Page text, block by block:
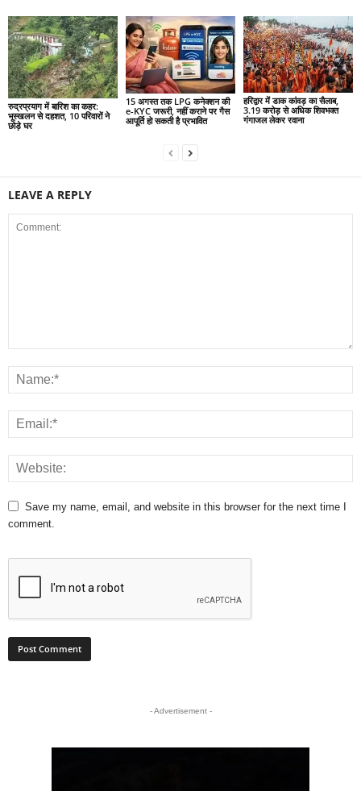
रुद्रप्रयाग में बारिश का कहर:
भूस्खलन से दहशत, 10 परिवारों ने
छोड़े घर
15 अगस्त तक LPG कनेक्शन की
e-KYC जरूरी, नहीं कराने पर गैस
आपूर्ति हो सकती है प्रभावित
हरिद्वार में डाक कांवड़ का सैलाब,
3.19 करोड़ से अधिक शिवभक्त
गंगाजल लेकर रवाना
LEAVE A REPLY
Save my name, email, and website in this browser for the next time I
comment.
- Advertisement -